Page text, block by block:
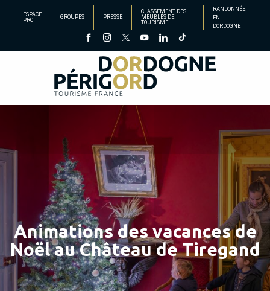
principal
ESPACE
PRO
GROUPES PRESSE
CLASSEMENT DES
MEUBLÉS DE
TOURISME
RANDONNÉE
EN
DORDOGNE
Animations des vacances de
Noël au Château de Tiregand